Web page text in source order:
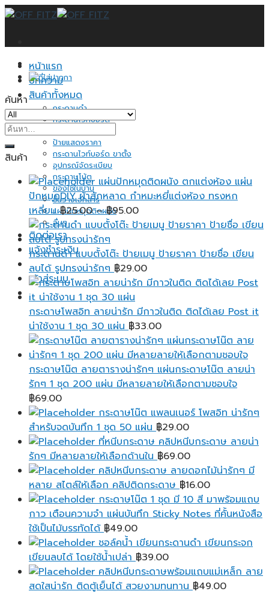
Skip
หน้าแรก
บทความ
สินค้าทั้งหมด
กระดานดำ
กระดานไวท์บอร์ด
ป้ายแสดงราคา
กระดานไวท์บอร์ด ขาตั้ง
อุปกรณ์จัดระเบียบ
กระดาษโน้ต
ของใช้ในบ้าน
ชั้นวางเอกสาร
แผ่นปักหมุดติดผนัง
อื่นๆ
ติดต่อเรา
แจ้งชำระเงิน
เข้าสู่ระบบ
ค้นหา
ค้นหา:
สินค้า
แผ่นปักหมุดติดผนัง ตกแต่งห้อง แผ่น
ปักหมุดDIY ผ้าสักหลาด กำหมะหยี่แต่งห้อง ทรงหก
เหลี่ยม ฿25.00 – ฿95.00Price
range:
through
฿95.00
กระดานดำ แบบตั้งโต๊ะ ป้ายเมนู ป้ายราคา ป้ายชื่อ เขียน
ลบได้ รูปทรงน่ารักๆ ฿29.00
กระดาษโพสอิท ลายน่ารัก มีกาวในติด ติดได้เลย Post it
น่าใช้งาน 1 ชุด 30 แผ่น ฿33.00
กระดาษโน๊ต ลายตารางน่ารักๆ แผ่นกระดาษโน๊ต ลายน่า
รักๆ 1 ชุด 200 แผ่น มีหลายลายให้เลือกตามชอบใจ
฿69.00
กระดาษโน๊ต แพลนเนอร์ โพสอิท น่ารักๆ
สำหรับจดบันทึก 1 ชุด 50 แผ่น ฿29.00
ที่หนีบกระดาษ คลิปหนีบกระดาษ ลายน่า
รักๆ มีหลายลายให้เลือกด้านใน ฿69.00
คลิปหนีบกระดาษ ลายดอกไม้น่ารักๆ มี
หลาย สไตล์ให้เลือก คลิปติดกระดาษ ฿16.00
กระดาษโน๊ต 1 ชุด มี 10 สี มาพร้อมแถบ
กาว เตือนความจํา แผ่นบันทึก Sticky Notes ที่คั้นหนังสือ
ใช้เป็นไม้บรรทัดได้ ฿49.00
ชอล์คน้ำ เขียนกระดานดำ เขียนกระจก
เขียนลบได้ โดยใช้น้ำเปล่า ฿39.00
คลิปหนีบกระดาษพร้อมแถบแม่เหล็ก ลาย
สดใสน่ารัก ติดตู้เย็นได้ สวยงามทนทาน ฿49.00